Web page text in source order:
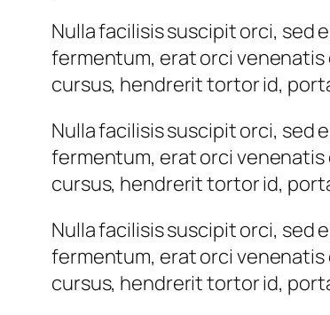
Nulla facilisis suscipit orci, sed
fermentum, erat orci venenatis
cursus, hendrerit tortor id,
Nulla facilisis suscipit orci, sed
fermentum, erat orci venenatis
cursus, hendrerit tortor id,
Nulla facilisis suscipit orci, sed
fermentum, erat orci venenatis
cursus, hendrerit tortor id,